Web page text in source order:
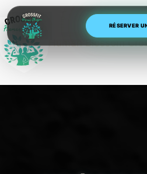
RÉSERVER
Aller
au
contenu
Human Blossom